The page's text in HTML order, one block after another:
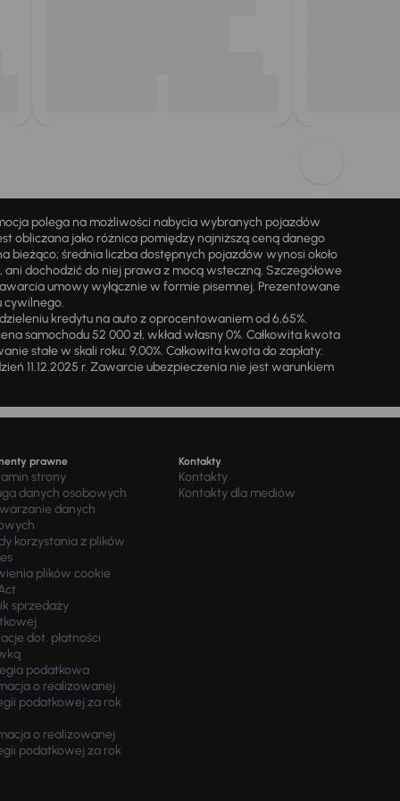
polega na możliwości nabycia wybranych pojazdów
obliczana jako różnica pomiędzy najniższą ceną danego
bieżąco; średnia liczba dostępnych pojazdów wynosi około
dochodzić do niej prawa z mocą wsteczną. Szczegółowe
umowy wyłącznie w formie pisemnej. Prezentowane
cywilnego.
kredytu na auto z oprocentowaniem od 6,65%.
samochodu 52 000 zł, wkład własny 0%. Całkowita kwota
stałe w skali roku: 9,00%. Całkowita kwota do zapłaty:
11.12.2025 r. Zawarcie ubezpieczenia nie jest warunkiem
prawne
strony
danych osobowych
danych
korzystania z plików
plików cookie
sprzedaży
dot. płatności
podatkowa
o realizowanej
podatkowej za rok
o realizowanej
podatkowej za rok
Kontakty
Kontakty
Kontakty dla mediów